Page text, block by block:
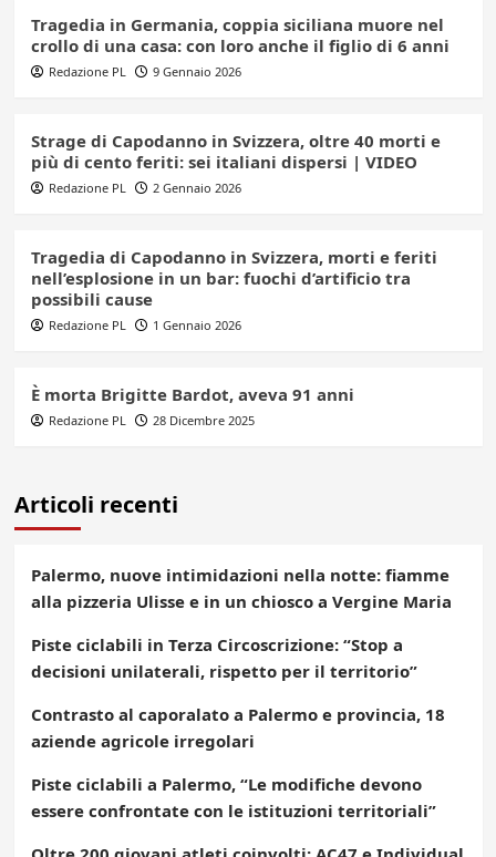
Tragedia in Germania, coppia siciliana muore nel
crollo di una casa: con loro anche il figlio di 6 anni
Redazione PL 9 Gennaio 2026
Strage di Capodanno in Svizzera, oltre 40 morti e
più di cento feriti: sei italiani dispersi | VIDEO
Redazione PL 2 Gennaio 2026
Tragedia di Capodanno in Svizzera, morti e feriti
nell’esplosione in un bar: fuochi d’artificio tra
possibili cause
Redazione PL 1 Gennaio 2026
È morta Brigitte Bardot, aveva 91 anni
Redazione PL 28 Dicembre 2025
Articoli recenti
Palermo, nuove intimidazioni nella notte: fiamme
alla pizzeria Ulisse e in un chiosco a Vergine Maria
Piste ciclabili in Terza Circoscrizione: “Stop a
decisioni unilaterali, rispetto per il territorio”
Contrasto al caporalato a Palermo e provincia, 18
aziende agricole irregolari
Piste ciclabili a Palermo, “Le modifiche devono
essere confrontate con le istituzioni territoriali”